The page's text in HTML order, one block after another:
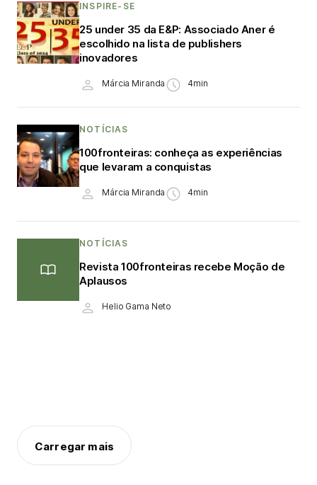
INSPIRE-SE
25 under 35 da E&P: Associado Aner é
escolhido na lista de publishers
inovadores
Márcia Miranda 4min
NOTÍCIAS
100fronteiras: conheça as experiências
que levaram a conquistas
Márcia Miranda 4min
NOTÍCIAS
Revista 100fronteiras recebe Moção de
Aplausos
Helio Gama Neto
Carregar mais